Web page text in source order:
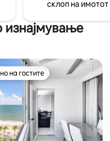
и миленичиња.
склоп на имотот
„Омилени на гостите“
на гостите